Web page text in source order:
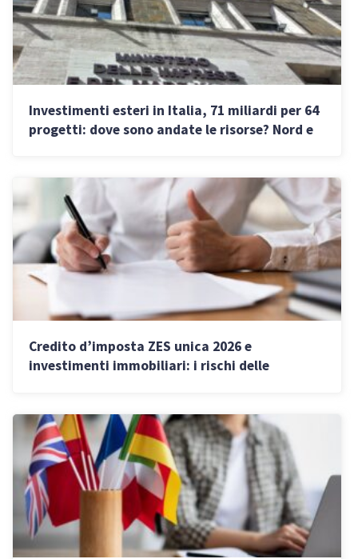
Investimenti esteri in Italia, 71 miliardi per 64
progetti: dove sono andate le risorse? Nord e
Credito d’imposta ZES unica 2026 e
investimenti immobiliari: i rischi delle